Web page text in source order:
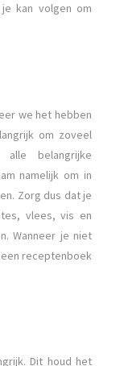
kan volgen om
we het hebben
om zoveel
belangrijke
namelijk om in
Zorg dus dat je
vlees, vis en
Wanneer je niet
receptenboek
Dit houd het